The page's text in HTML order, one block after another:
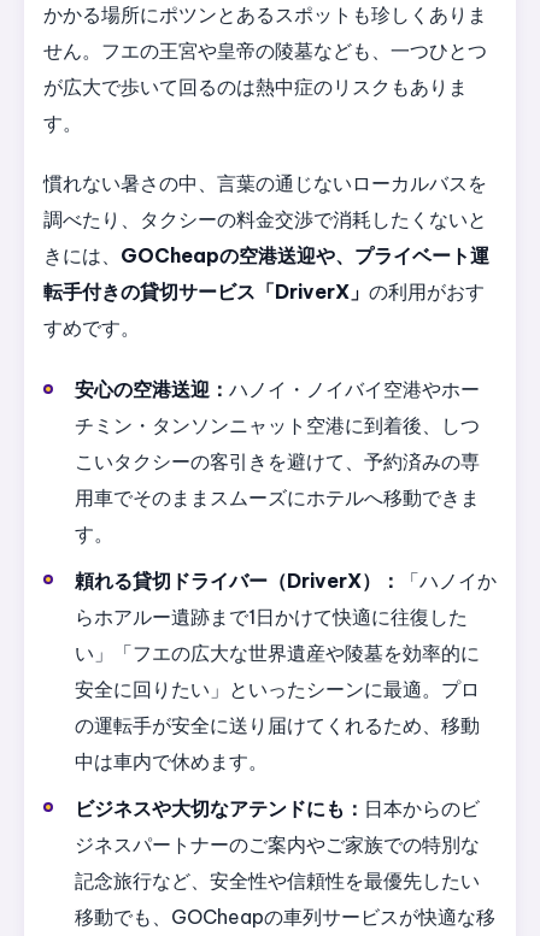
かかる場所にポツンとあるスポットも珍しくありま
せん。フエの王宮や皇帝の陵墓なども、一つひとつ
が広大で歩いて回るのは熱中症のリスクもありま
す。
慣れない暑さの中、言葉の通じないローカルバスを
調べたり、タクシーの料金交渉で消耗したくないと
きには、 GOCheapの空港送迎や、プライベート運
転手付きの貸切サービス「DriverX」 の利用がおす
すめです。
安心の空港送迎： ハノイ・ノイバイ空港やホー
チミン・タンソンニャット空港に到着後、しつ
こいタクシーの客引きを避けて、予約済みの専
用車でそのままスムーズにホテルへ移動できま
す。
頼れる貸切ドライバー（DriverX）：
「ハノイか
らホアルー遺跡まで1日かけて快適に往復した
い」「フエの広大な世界遺産や陵墓を効率的に
安全に回りたい」といったシーンに最適。プロ
の運転手が安全に送り届けてくれるため、移動
中は車内で休めます。
ビジネスや大切なアテンドにも： 日本からのビ
ジネスパートナーのご案内やご家族での特別な
記念旅行など、安全性や信頼性を最優先したい
移動でも、GOCheapの車列サービスが快適な移